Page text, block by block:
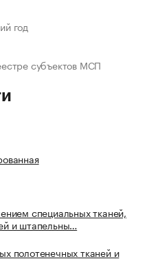
год
субъектов МСП
специальных тканей,
и штапельны…
полотенечных тканей и